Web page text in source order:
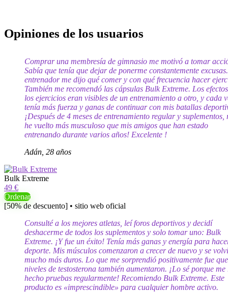
Opiniones de los usuarios
Comprar una membresía de gimnasio me motivó a tomar
Sabía que tenía que dejar de ponerme constantemente
entrenador me dijo qué comer y con qué frecuencia hacer
También me recomendó las cápsulas Bulk Extreme. Los
los ejercicios eran visibles de un entrenamiento a otro, y cada
tenía más fuerza y ​​ganas de continuar con mis batallas
¡Después de 4 meses de entrenamiento regular y suplementos,
he vuelto más musculoso que mis amigos que han estado
entrenando durante varios años! Excelente !
Adán, 28 años
Bulk Extreme
49 €
Ordenar
[50% de descuento] • sitio web oficial
Consulté a los mejores atletas, leí foros deportivos y decidí
deshacerme de todos los suplementos y solo tomar uno: Bulk
Extreme. ¡Y fue un éxito! Tenía más ganas y energía para
deporte. Mis músculos comenzaron a crecer de nuevo y se
mucho más duros. Lo que me sorprendió positivamente fue
niveles de testosterona también aumentaron. ¡Lo sé porque me
hecho pruebas regularmente! Recomiendo Bulk Extreme. Este
producto es «imprescindible» para cualquier hombre activo.